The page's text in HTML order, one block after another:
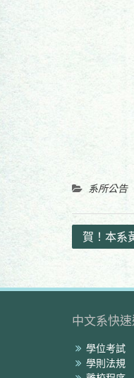
系所公告
文
章
導
賀！本系
中文系快
學位考試
學則法規